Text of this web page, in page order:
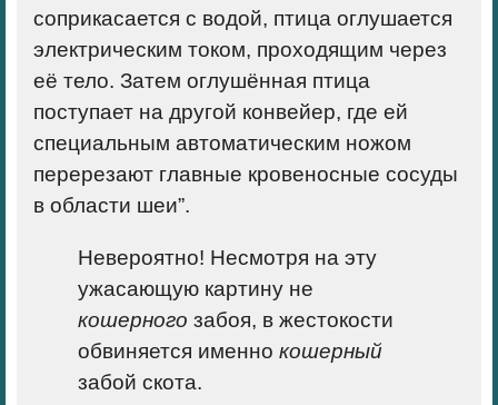
соприкасается с водой, птица оглушается
электрическим током, проходящим через
её тело. Затем оглушённая птица
поступает на другой конвейер, где ей
специальным автоматическим ножом
перерезают главные кровеносные сосуды
в области шеи”.
Невероятно! Несмотря на эту
ужасающую картину не
кошерного забоя, в жестокости
обвиняется именно кошерный
забой скота.